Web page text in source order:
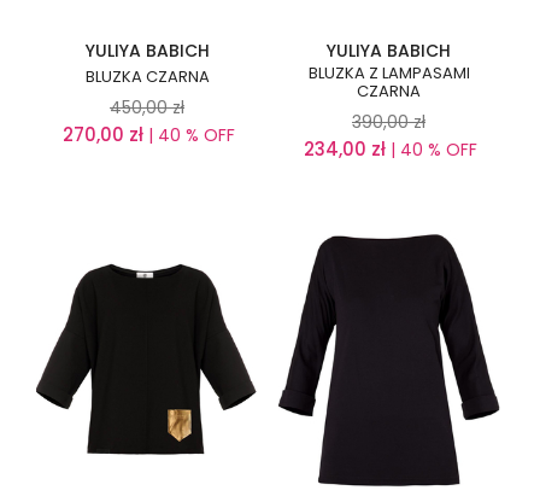
YULIYA BABICH
BLUZKA CZARNA
450,00 zł
270,00 zł | 40 % OFF
YULIYA BABICH
BLUZKA Z LAMPASAMI
CZARNA
390,00 zł
234,00 zł | 40 % OFF